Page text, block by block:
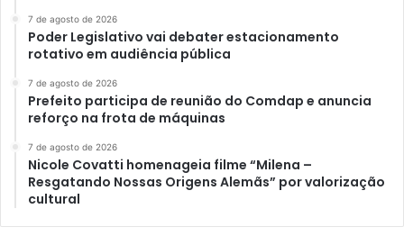
7 de agosto de 2026
Poder Legislativo vai debater estacionamento
rotativo em audiência pública
7 de agosto de 2026
Prefeito participa de reunião do Comdap e anuncia
reforço na frota de máquinas
7 de agosto de 2026
Nicole Covatti homenageia filme “Milena –
Resgatando Nossas Origens Alemãs” por valorização
cultural